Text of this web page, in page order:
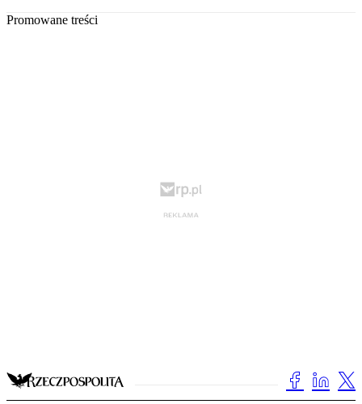
Promowane treści